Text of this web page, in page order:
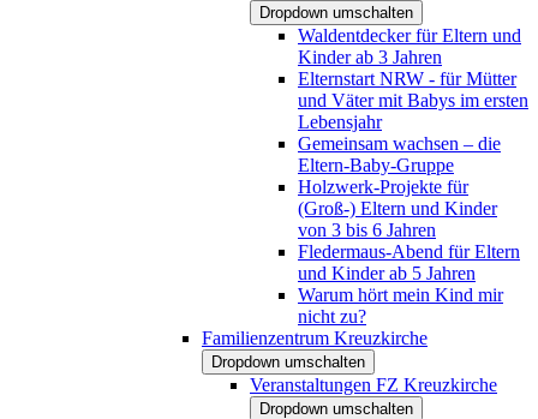
Dropdown umschalten
Waldentdecker für Eltern und
Kinder ab 3 Jahren
Elternstart NRW - für Mütter
und Väter mit Babys im ersten
Lebensjahr
Gemeinsam wachsen – die
Eltern-Baby-Gruppe
Holzwerk-Projekte für
(Groß-) Eltern und Kinder
von 3 bis 6 Jahren
Fledermaus-Abend für Eltern
und Kinder ab 5 Jahren
Warum hört mein Kind mir
nicht zu?
Familienzentrum Kreuzkirche
Dropdown umschalten
Veranstaltungen FZ Kreuzkirche
Dropdown umschalten